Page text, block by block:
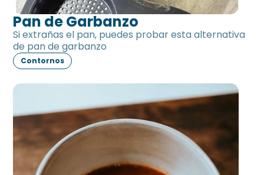
Pan de Garbanzo
Si extrañas el pan, puedes probar esta alternativa
de pan de garbanzo
Contornos
Salsa de tomate sin tomate